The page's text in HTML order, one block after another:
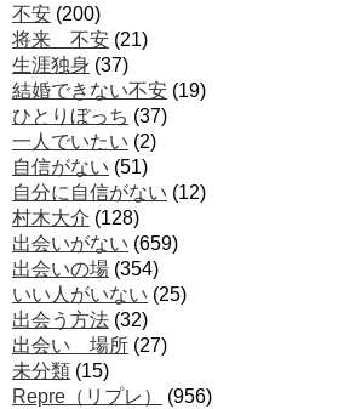
不安 (200)
将来 不安 (21)
生涯独身 (37)
結婚できない不安 (19)
ひとりぼっち (37)
一人でいたい (2)
自信がない (51)
自分に自信がない (12)
村木大介 (128)
出会いがない (659)
出会いの場 (354)
いい人がいない (25)
出会う方法 (32)
出会い 場所 (27)
未分類 (15)
Repre（リプレ）
(956)